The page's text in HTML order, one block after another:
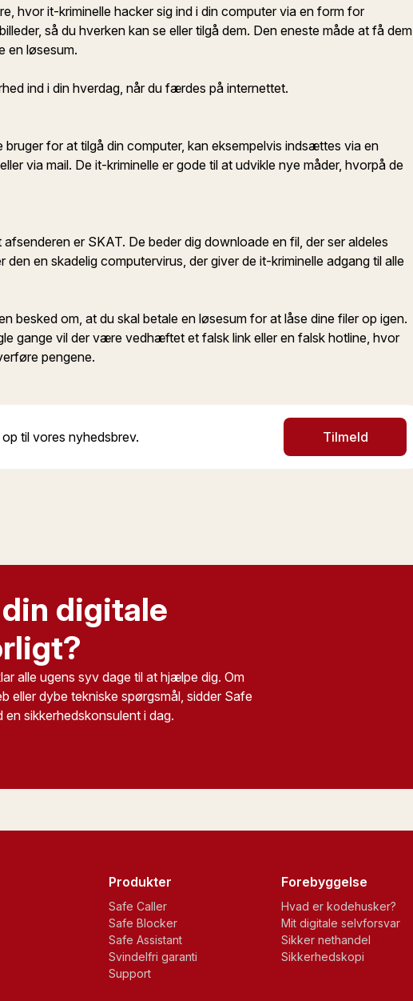
hvor it-kriminelle hacker sig ind i din computer via en form for
så du hverken kan se eller tilgå dem. Den eneste måde at få dem
en løsesum.
ind i din hverdag, når du færdes på internettet.
for at tilgå din computer, kan eksempelvis indsættes via en
via mail. De it-kriminelle er gode til at udvikle nye måder, hvorpå de
er SKAT. De beder dig downloade en fil, der ser aldeles
den en skadelig computervirus, der giver de it-kriminelle adgang til alle
besked om, at du skal betale en løsesum for at låse dine filer op igen.
gange vil der være vedhæftet et falsk link eller en falsk hotline, hvor
pengene.
op til vores nyhedsbrev. Tilmeld
digitale
alle ugens syv dage til at hjælpe dig. Om
eller dybe tekniske spørgsmål, sidder Safe
sikkerhedskonsulent i dag.
Produkter
Safe Caller
Safe Blocker
Safe Assistant
Svindelfri garanti
Support
Forebyggelse
Hvad er kodehusker?
Mit digitale selvforsvar
Sikker nethandel
Sikkerhedskopi